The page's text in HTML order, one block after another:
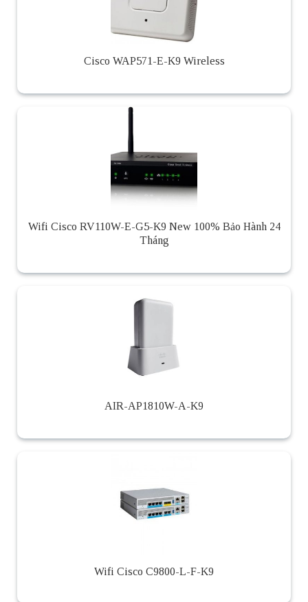
Cisco WAP571-E-K9 Wireless
Wifi Cisco RV110W-E-G5-K9 New 100% Bảo Hành 24
Tháng
AIR-AP1810W-A-K9
Wifi Cisco C9800-L-F-K9